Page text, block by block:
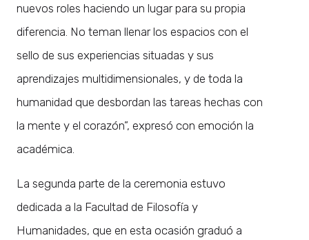
nuevos roles haciendo un lugar para su propia
diferencia. No teman llenar los espacios con el
sello de sus experiencias situadas y sus
aprendizajes multidimensionales, y de toda la
humanidad que desbordan las tareas hechas con
la mente y el corazón”, expresó con emoción la
académica.
La segunda parte de la ceremonia estuvo
dedicada a la Facultad de Filosofía y
Humanidades, que en esta ocasión graduó a